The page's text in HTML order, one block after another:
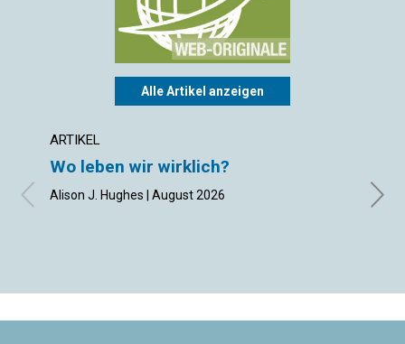
Alle Artikel anzeigen
ARTIKEL
Wo leben wir wirklich?
Alison J. Hughes | August 2026 Inge